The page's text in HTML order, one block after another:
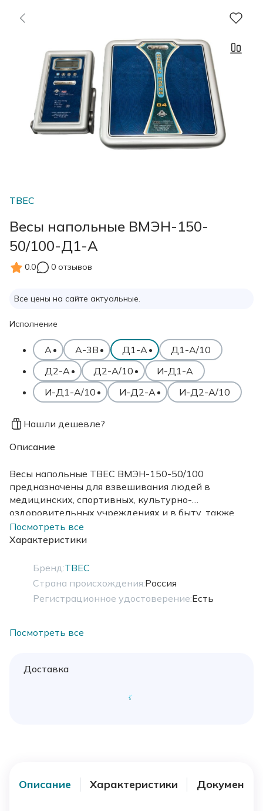
ТВЕС
Весы напольные ВМЭН-150-
50/100-Д1-А
0.0 0 отзывов
Все цены на сайте актуальные.
Исполнение
А А-3В Д1-А
Д1-А/10
Д2-А
Д2-А/10
И-Д1-А
И-Д1-А/10
И-Д2-А И-Д2-А/10
Нашли дешевле?
Описание
Весы напольные ТВЕС ВМЭН-150-50/100
предназначены для взвешивания людей в
медицинских, спортивных, культурно-
оздоровительных учреждениях и в быту, также
могут быть использованы для взвешивания
различных грузов.
Посмотреть все
Характеристики
Бренд:ТВЕС
Страна происхождения:Россия
Регистрационное удостоверение:Есть
Посмотреть все
Доставка
Описание Характеристики Документы